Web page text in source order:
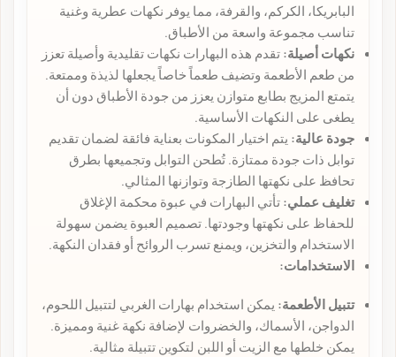
البابريكا، الكركم، والقرفة، مما يوفر نكهات عطرية وغنية
تناسب مجموعة واسعة من الأطباق.
نكهات أصيلة:تقدم هذه البهارات نكهات تقليدية وأصيلة تعزز
من طعم الأطعمة وتضيف طعماً خاصاً يجعلها لذيذة وممتعة.
يتمتع المزيج بطابع متوازن يعزز من جودة الأطباق دون أن
يطغى على النكهات الأساسية.
جودة عالية: يتم اختيار المكونات بعناية فائقة لضمان تقديم
توابل ذات جودة ممتازة. تُطحن التوابل وتجميعها بطرق
تحافظ على نكهتها الطازجة وتوازنها المثالي.
تغليف عملي:تأتي البهارات في عبوة محكمة الإغلاق
للحفاظ على نكهتها وجودتها. تصميم العبوة يضمن سهولة
الاستخدام والتخزين، ويمنع تسرب الروائح أو فقدان النكهة.
الاستخدامات:
تتبيل الأطعمة: يمكن استخدام بهارات الغربي لتتبيل اللحوم،
الدواجن، الأسماك، والخضروات لإضافة نكهة غنية ومميزة.
يمكن خلطها مع الزيت أو اللبن لتكوين تتبيلة مثالية.